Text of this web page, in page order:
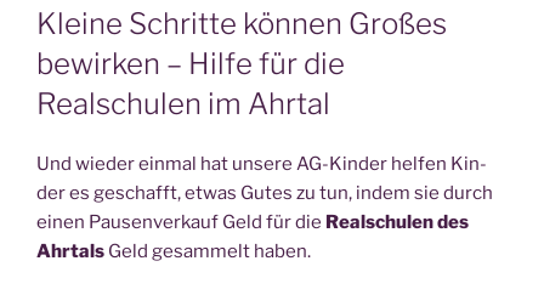
AM
Kleine Schritte können Großes
bewirken – Hilfe für die
Realschulen im Ahrtal
Und wie­der ein­mal hat unse­re AG-Kin­der hel­fen Kin­
der es geschafft, etwas Gutes zu tun, indem sie durch
einen Pau­sen­ver­kauf Geld für die Real­schu­len des
Ahrtals Geld gesam­melt haben.